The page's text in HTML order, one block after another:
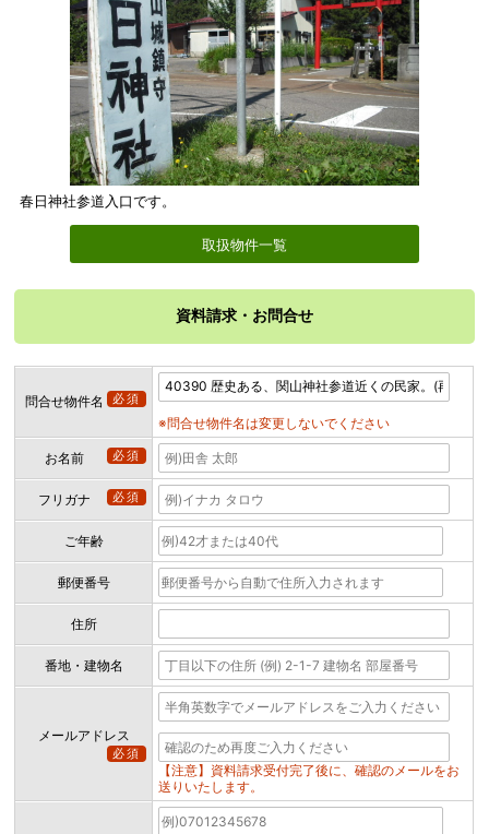
春日神社参道入口です。
取扱物件一覧
資料請求・お問合せ
問合せ物件名 必須
※問合せ物件名は変更しないでください
お名前 必須
フリガナ 必須
ご年齢
郵便番号
住所
番地・建物名
メールアドレス
必須
【注意】資料請求受付完了後に、確認のメールをお
送りいたします。